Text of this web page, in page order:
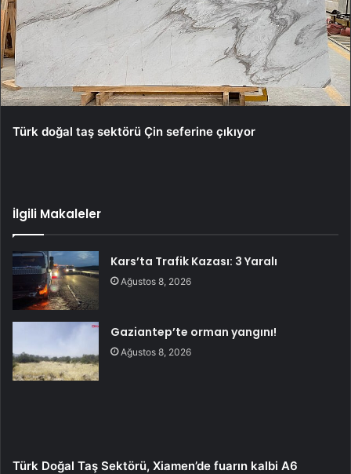
Türk doğal taş sektörü Çin seferine çıkıyor
İlgili Makaleler
Kars’ta Trafik Kazası: 3 Yaralı
Ağustos 8, 2026
Gaziantep’te orman yangını!
Ağustos 8, 2026
Türk Doğal Taş Sektörü, Xiamen’de fuarın kalbi A6